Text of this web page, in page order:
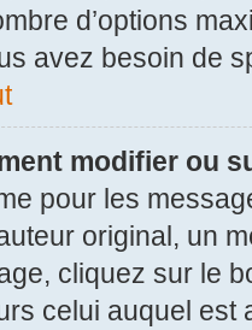
d’options
avez besoin de
modifier ou
pour les
original, un
cliquez sur le
celui auquel est